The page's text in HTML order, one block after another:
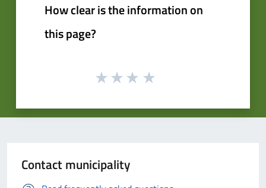
How clear is the information on
this page?
Contact municipality